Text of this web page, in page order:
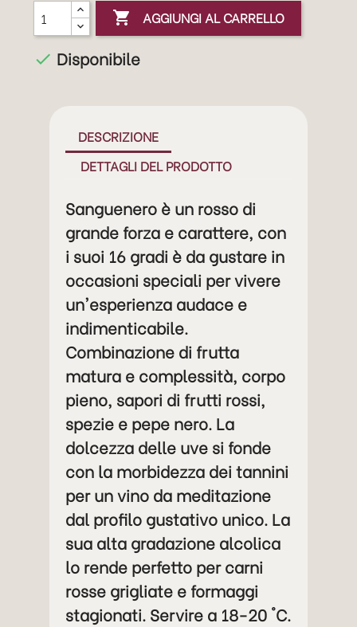
 AGGIUNGI AL CARRELLO
 Disponibile
DESCRIZIONE
DETTAGLI DEL PRODOTTO
Sanguenero è un rosso di
grande forza e carattere, con
i suoi 16 gradi è da gustare in
occasioni speciali per vivere
un'esperienza audace e
indimenticabile.
Combinazione di frutta
matura e complessità, corpo
pieno, sapori di frutti rossi,
spezie e pepe nero. La
dolcezza delle uve si fonde
con la morbidezza dei tannini
per un vino da meditazione
dal profilo gustativo unico. La
sua alta gradazione alcolica
lo rende perfetto per carni
rosse grigliate e formaggi
stagionati. Servire a 18-20 °C.